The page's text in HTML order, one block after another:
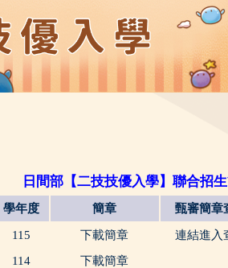
日間部【二技技優入學】聯合招
學年度 簡章 甄審簡章
115 下載簡章
連結進入
114
下載簡章